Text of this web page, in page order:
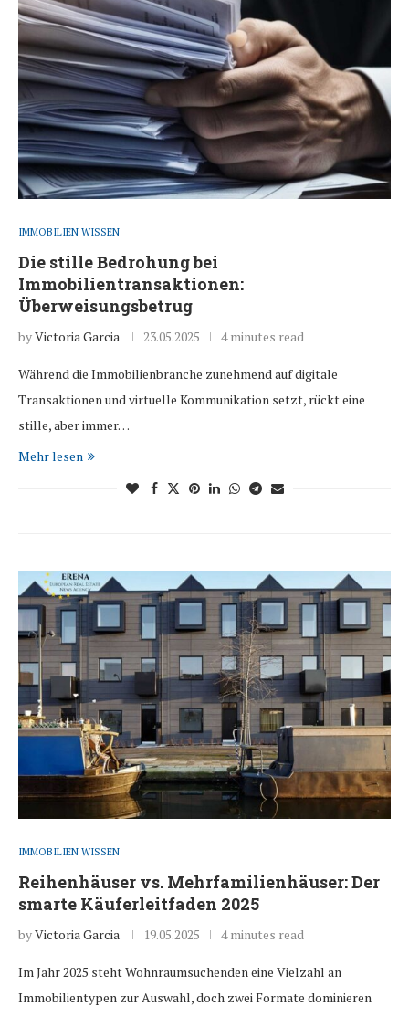
IMMOBILIEN WISSEN
Die stille Bedrohung bei
Immobilientransaktionen:
Überweisungsbetrug
byVictoria Garcia 23.05.2025 4 minutes read
Während die Immobilienbranche zunehmend auf digitale
Transaktionen und virtuelle Kommunikation setzt, rückt eine
stille, aber immer…
Mehr lesen
IMMOBILIEN WISSEN
Reihenhäuser vs. Mehrfamilienhäuser: Der
smarte Käuferleitfaden 2025
byVictoria Garcia 19.05.2025 4 minutes read
Im Jahr 2025 steht Wohnraumsuchenden eine Vielzahl an
Immobilientypen zur Auswahl, doch zwei Formate dominieren